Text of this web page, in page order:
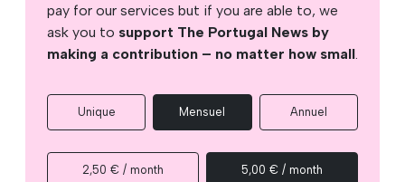
pay for our services but if you are able to, we
ask you to support The Portugal News by
making a contribution – no matter how small.
Unique Mensuel Annuel
2,50 € / month 5,00 € / month